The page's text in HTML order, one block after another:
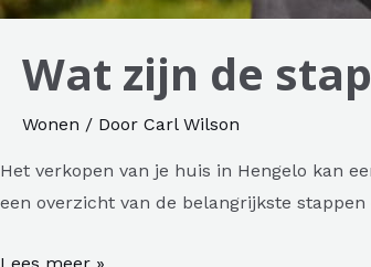
Wat zijn de
Wonen / Door Carl Wilson
Het verkopen van je huis in Hengelo kan
een overzicht van de belangrijkste
Wat